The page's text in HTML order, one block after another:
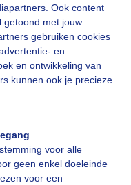
Ook content
getoond met jouw
gebruiken cookies
en
en ontwikkeling van
kunnen ook je precieze
voor alle
geen enkel doeleinde
voor een
aub...